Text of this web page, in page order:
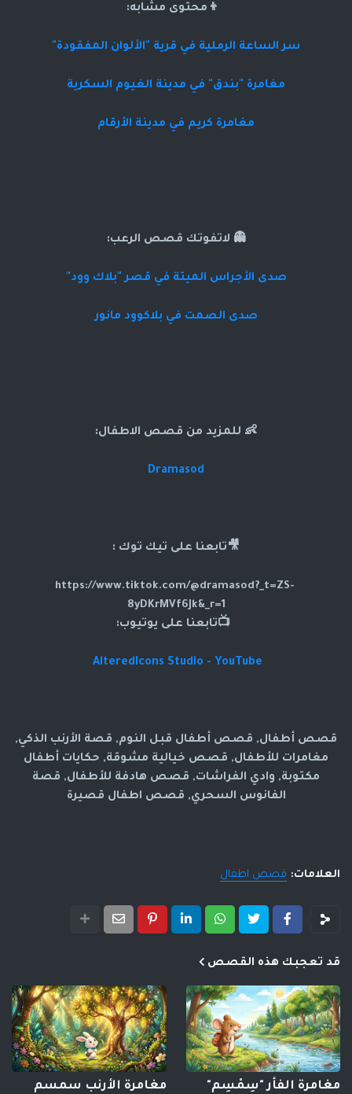
👦محتوى مشابه:
سر الساعة الرملية في قرية "الألوان المفقودة"
مغامرة "بندق" في مدينة الغيوم السكرية
مغامرة كريم في مدينة الأرقام
👻 لاتفوتك قصص الرعب:
صدى الأجراس الميتة في قصر "بلاك وود"
صدى الصمت في بلاكوود مانور
👶 للمزيد من قصص الاطفال:
Dramasod
🎥تابعنا على تيك توك :
https://www.tiktok.com/@dramasod?_t=ZS-
8yDKrMVf6Jk&_r=1
📺تابعنا على يوتيوب:
AlteredIcons Studio - YouTube
قصص أطفال, قصص أطفال قبل النوم, قصة الأرنب الذكي,
مغامرات للأطفال, قصص خيالية مشوقة, حكايات أطفال
مكتوبة, وادي الفراشات, قصص هادفة للأطفال, قصة
الفانوس السحري, قصص اطفال قصيرة
العلامات: قصص اطفال
قد تعجبك هذه القصص
مغامرة الفأر "سِمْسِم"
مغامرة الأرنب سمسم